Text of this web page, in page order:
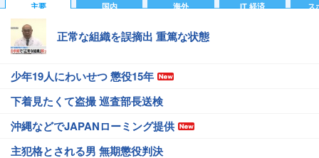
主要 国内 海外 IT 経済 ス
正常な組織を誤摘出 重篤な状態
少年19人にわいせつ 懲役15年
下着見たくて盗撮 巡査部長送検
沖縄などでJAPANローミング提供
主犯格とされる男 無期懲役判決